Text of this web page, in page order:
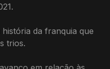
da franquia que
trios.